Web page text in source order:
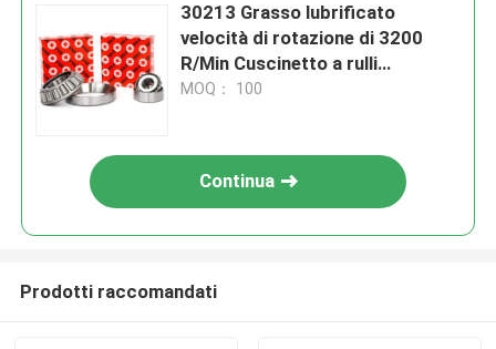
30213 Grasso lubrificato
velocità di rotazione di 3200
R/Min Cuscinetto a rulli
cilindrico
MOQ： 100
Continua
Prodotti raccomandati